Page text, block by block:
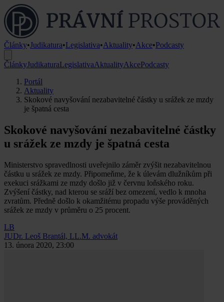
Články•Judikatura•Legislativa•Aktuality•Akce•Podcasty
ČlánkyJudikaturaLegislativaAktualityAkcePodcasty
Portál
Aktuality
Skokové navyšování nezabavitelné částky u srážek ze mzdy
je špatná cesta
Skokové navyšování nezabavitelné částky
u srážek ze mzdy je špatná cesta
Ministerstvo spravedlnosti uveřejnilo záměr zvýšit nezabavitelnou
částku u srážek ze mzdy. Připomeňme, že k úlevám dlužníkům při
exekuci srážkami ze mzdy došlo již v červnu loňského roku.
Zvýšení částky, nad kterou se sráží bez omezení, vedlo k mnoha
zvratům. Předně došlo k okamžitému propadu výše prováděných
srážek ze mzdy v průměru o 25 procent.
LB
JUDr. Leoš Brantál, LL.M. advokát
13. února 2020, 23:00